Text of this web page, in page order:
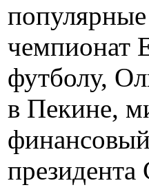
чемпионат
футболу,
в Пекине,